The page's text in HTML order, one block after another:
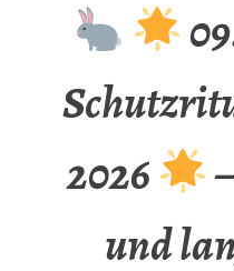
2026
–
und